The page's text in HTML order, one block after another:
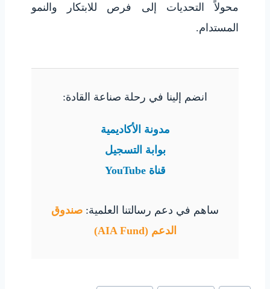
محولاً التحديات إلى فرص للابتكار والنمو
المستدام.
انضم إلينا في رحلة صناعة القادة:
مدونة الأكاديمية
بوابة التسجيل
قناة YouTube
ساهم في دعم رسالتنا العلمية: صندوق
الدعم (AIA Fund)